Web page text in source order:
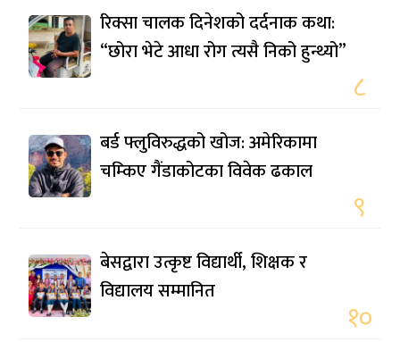
रिक्सा चालक दिनेशको दर्दनाक कथा:
“छोरा भेटे आधा रोग त्यसै निको हुन्थ्यो”
८
बर्ड फ्लुविरुद्धको खोज: अमेरिकामा
चम्किए गैंडाकोटका विवेक ढकाल
९
बेसद्वारा उत्कृष्ट विद्यार्थी, शिक्षक र
विद्यालय सम्मानित
१०